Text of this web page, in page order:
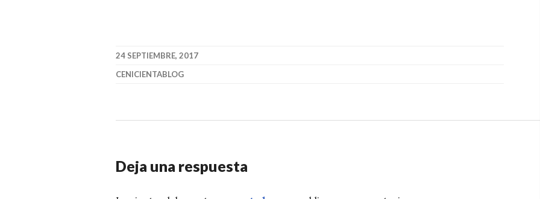
24 SEPTIEMBRE, 2017
CENICIENTABLOG
Deja una respuesta